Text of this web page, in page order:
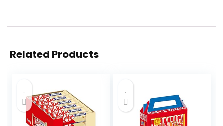
Related Products